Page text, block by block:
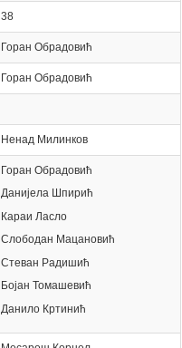
38
Горан Обрадовић
Горан Обрадовић
Ненад Милинков
Горан Обрадовић
Данијела Шпирић
Караи Ласло
Слободан Мацановић
Стеван Радишић
Бојан Томашевић
Данило Кртинић